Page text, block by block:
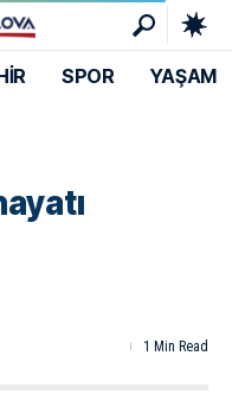
SPOR YAŞAM
1 Min Read